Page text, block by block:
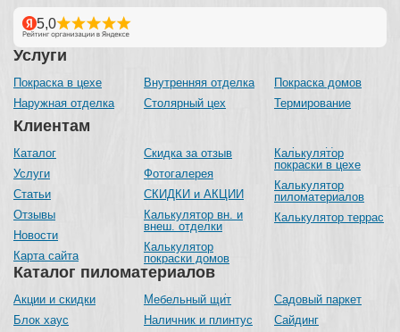
Каталог пиломатериалов
Акции и скидки
Блок хаус
Мебельный щит
Наличник и плинтус
Садовый паркет
Сайдинг
Услуги
Покраска в цехе
Наружная отделка
Внутренняя отделка
Столярный цех
Покраска домов
Термирование
Клиентам
Каталог
Услуги
Статьи
Отзывы
Новости
Карта сайта
Скидка за отзыв
Фотогалерея
СКИДКИ и АКЦИИ
Калькулятор вн. и
внеш. отделки
Калькулятор
покраски домов
Калькулятор
покраски в цехе
Калькулятор
пиломатериалов
Калькулятор террас